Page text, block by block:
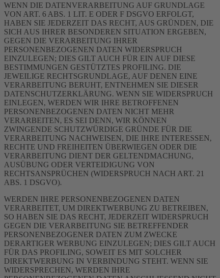
WENN DIE DATENVERARBEITUNG AUF GRUNDLAGE
VON ART. 6 ABS. 1 LIT. E ODER F DSGVO ERFOLGT,
HABEN SIE JEDERZEIT DAS RECHT, AUS GRÜNDEN, DIE
SICH AUS IHRER BESONDEREN SITUATION ERGEBEN,
GEGEN DIE VERARBEITUNG IHRER
PERSONENBEZOGENEN DATEN WIDERSPRUCH
EINZULEGEN; DIES GILT AUCH FÜR EIN AUF DIESE
BESTIMMUNGEN GESTÜTZTES PROFILING. DIE
JEWEILIGE RECHTSGRUNDLAGE, AUF DENEN EINE
VERARBEITUNG BERUHT, ENTNEHMEN SIE DIESER
DATENSCHUTZERKLÄRUNG. WENN SIE WIDERSPRUCH
EINLEGEN, WERDEN WIR IHRE BETROFFENEN
PERSONENBEZOGENEN DATEN NICHT MEHR
VERARBEITEN, ES SEI DENN, WIR KÖNNEN
ZWINGENDE SCHUTZWÜRDIGE GRÜNDE FÜR DIE
VERARBEITUNG NACHWEISEN, DIE IHRE INTERESSEN,
RECHTE UND FREIHEITEN ÜBERWIEGEN ODER DIE
VERARBEITUNG DIENT DER GELTENDMACHUNG,
AUSÜBUNG ODER VERTEIDIGUNG VON
RECHTSANSPRÜCHEN (WIDERSPRUCH NACH ART. 21
ABS. 1 DSGVO).
WERDEN IHRE PERSONENBEZOGENEN DATEN
VERARBEITET, UM DIREKTWERBUNG ZU BETREIBEN,
SO HABEN SIE DAS RECHT, JEDERZEIT WIDERSPRUCH
GEGEN DIE VERARBEITUNG SIE BETREFFENDER
PERSONENBEZOGENER DATEN ZUM ZWECKE
DERARTIGER WERBUNG EINZULEGEN; DIES GILT AUCH
FÜR DAS PROFILING, SOWEIT ES MIT SOLCHER
DIREKTWERBUNG IN VERBINDUNG STEHT. WENN SIE
WIDERSPRECHEN, WERDEN IHRE